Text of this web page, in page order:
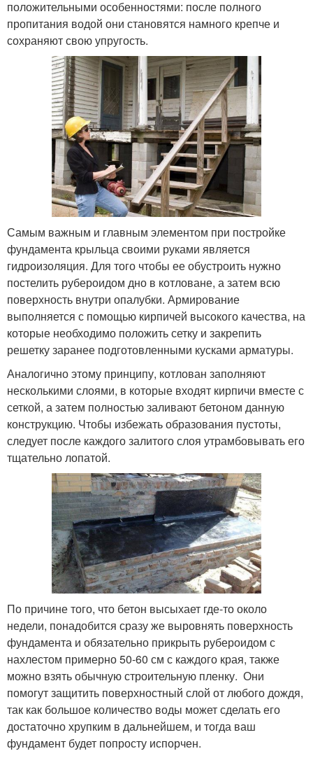
положительными особенностями: после полного
пропитания водой они становятся намного крепче и
сохраняют свою упругость.
Самым важным и главным элементом при постройке
фундамента крыльца своими руками является
гидроизоляция. Для того чтобы ее обустроить нужно
постелить рубероидом дно в котловане, а затем всю
поверхность внутри опалубки. Армирование
выполняется с помощью кирпичей высокого качества, на
которые необходимо положить сетку и закрепить
решетку заранее подготовленными кусками арматуры.
Аналогично этому принципу, котлован заполняют
несколькими слоями, в которые входят кирпичи вместе с
сеткой, а затем полностью заливают бетоном данную
конструкцию. Чтобы избежать образования пустоты,
следует после каждого залитого слоя утрамбовывать его
тщательно лопатой.
По причине того, что бетон высыхает где-то около
недели, понадобится сразу же выровнять поверхность
фундамента и обязательно прикрыть рубероидом с
нахлестом примерно 50-60 см с каждого края, также
можно взять обычную строительную пленку. Они
помогут защитить поверхностный слой от любого дождя,
так как большое количество воды может сделать его
достаточно хрупким в дальнейшем, и тогда ваш
фундамент будет попросту испорчен.